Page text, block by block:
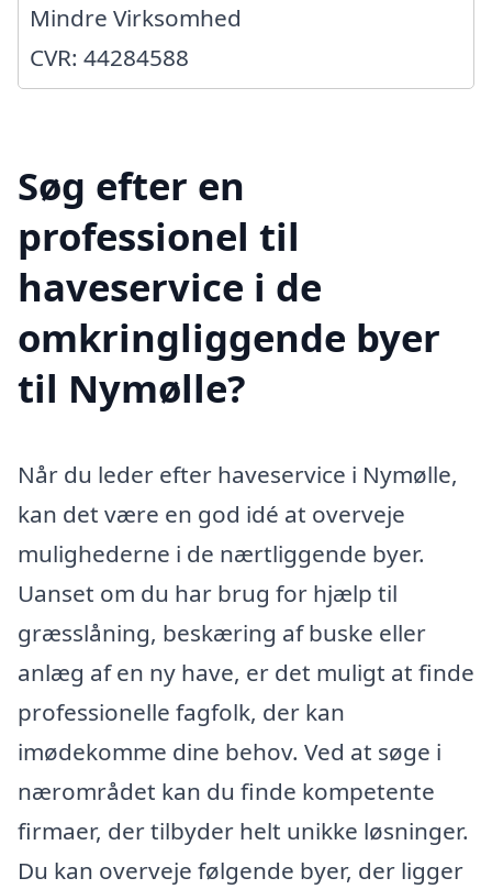
Mindre Virksomhed
CVR: 44284588
Søg efter en
professionel til
haveservice i de
omkringliggende byer
til Nymølle?
Når du leder efter haveservice i Nymølle,
kan det være en god idé at overveje
mulighederne i de nærtliggende byer.
Uanset om du har brug for hjælp til
græsslåning, beskæring af buske eller
anlæg af en ny have, er det muligt at finde
professionelle fagfolk, der kan
imødekomme dine behov. Ved at søge i
nærområdet kan du finde kompetente
firmaer, der tilbyder helt unikke løsninger.
Du kan overveje følgende byer, der ligger